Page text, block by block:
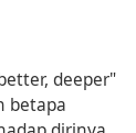
deeper"
betapa